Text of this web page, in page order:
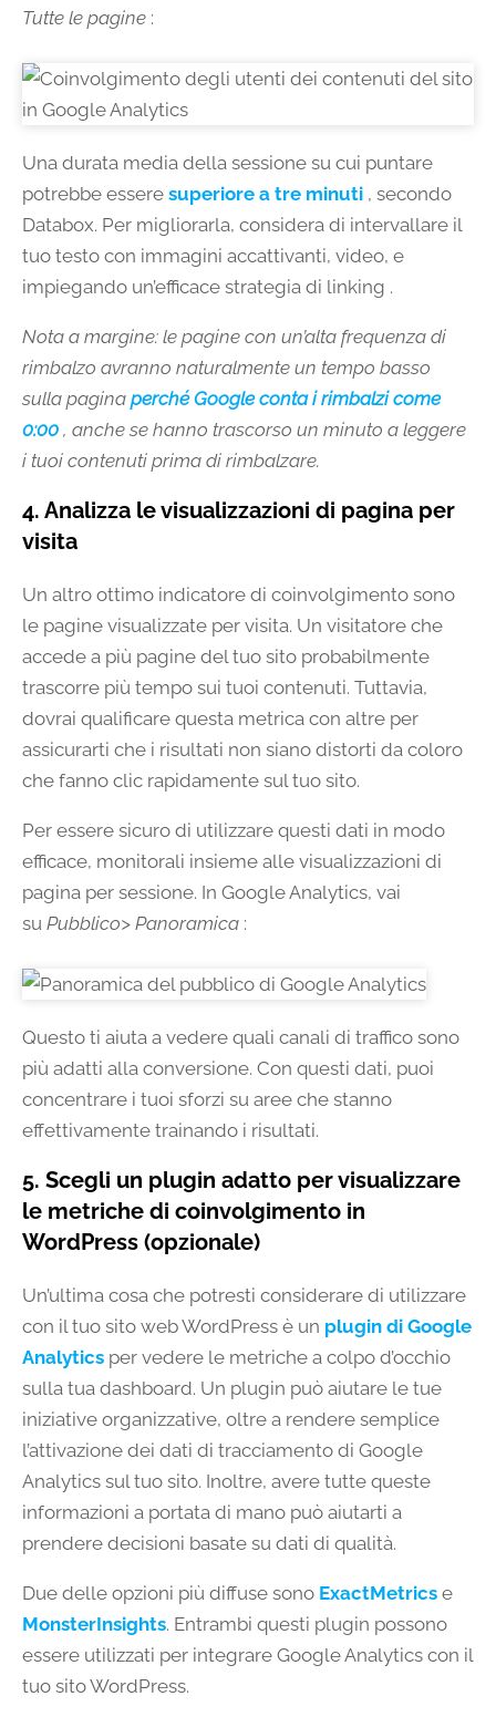
Tutte le pagine :
Una durata media della sessione su cui puntare
potrebbe essere superiore a tre minuti , secondo
Databox. Per migliorarla, considera di intervallare il
tuo testo con immagini accattivanti, video, e
impiegando un’efficace strategia di linking .
Nota a margine: le pagine con un’alta frequenza di
rimbalzo avranno naturalmente un tempo basso
sulla pagina perché Google conta i rimbalzi come
0:00 , anche se hanno trascorso un minuto a leggere
i tuoi contenuti prima di rimbalzare.
4. Analizza le visualizzazioni di pagina per
visita
Un altro ottimo indicatore di coinvolgimento sono
le pagine visualizzate per visita. Un visitatore che
accede a più pagine del tuo sito probabilmente
trascorre più tempo sui tuoi contenuti. Tuttavia,
dovrai qualificare questa metrica con altre per
assicurarti che i risultati non siano distorti da coloro
che fanno clic rapidamente sul tuo sito.
Per essere sicuro di utilizzare questi dati in modo
efficace, monitorali insieme alle visualizzazioni di
pagina per sessione. In Google Analytics, vai
su Pubblico> Panoramica :
Questo ti aiuta a vedere quali canali di traffico sono
più adatti alla conversione. Con questi dati, puoi
concentrare i tuoi sforzi su aree che stanno
effettivamente trainando i risultati.
5. Scegli un plugin adatto per visualizzare
le metriche di coinvolgimento in
WordPress (opzionale)
Un’ultima cosa che potresti considerare di utilizzare
con il tuo sito web WordPress è un plugin di Google
Analytics per vedere le metriche a colpo d’occhio
sulla tua dashboard. Un plugin può aiutare le tue
iniziative organizzative, oltre a rendere semplice
l’attivazione dei dati di tracciamento di Google
Analytics sul tuo sito. Inoltre, avere tutte queste
informazioni a portata di mano può aiutarti a
prendere decisioni basate su dati di qualità.
Due delle opzioni più diffuse sono ExactMetrics e
MonsterInsights. Entrambi questi plugin possono
essere utilizzati per integrare Google Analytics con il
tuo sito WordPress.